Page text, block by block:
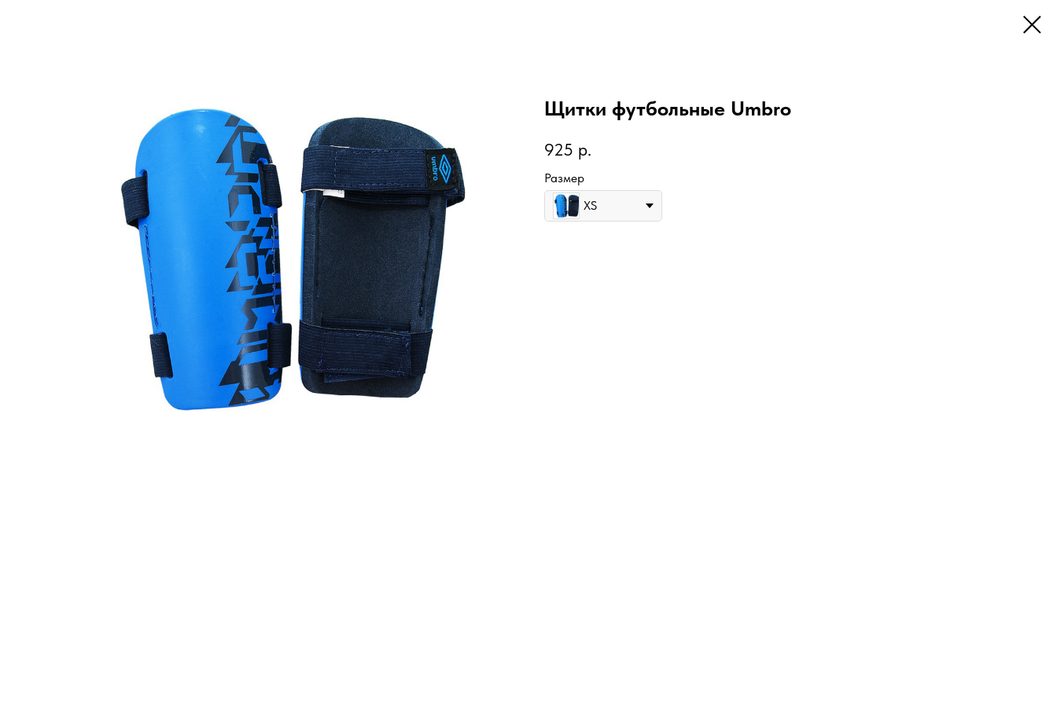
Щитки футбольные Umbro
925 р.
Размер
XS